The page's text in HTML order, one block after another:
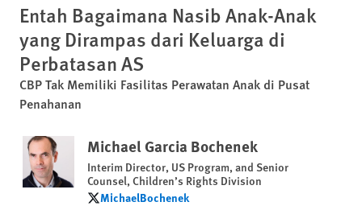
Entah Bagaimana Nasib Anak-Anak
yang Dirampas dari Keluarga di
Perbatasan AS
CBP Tak Memiliki Fasilitas Perawatan Anak di Pusat
Penahanan
Michael Garcia Bochenek
Interim Director, US Program, and Senior
Counsel, Children’s Rights Division
MichaelBochenek
MichaelBochenek